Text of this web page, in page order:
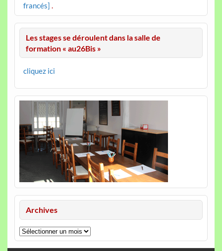
francés] .
Les stages se déroulent dans la salle de
formation « au26Bis »
cliquez ici
Archives
Archives